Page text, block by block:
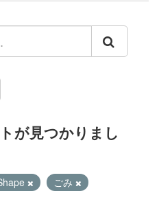
が見つかりまし
ごみ